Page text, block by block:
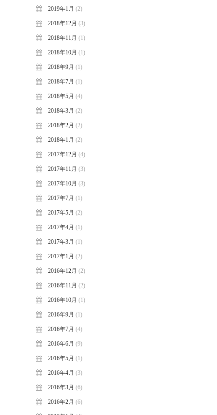
2019年1月 (2)
2018年12月 (3)
2018年11月 (1)
2018年10月 (1)
2018年9月 (1)
2018年7月 (1)
2018年5月 (4)
2018年3月 (2)
2018年2月 (2)
2018年1月 (2)
2017年12月 (4)
2017年11月 (3)
2017年10月 (3)
2017年7月 (1)
2017年5月 (2)
2017年4月 (1)
2017年3月 (1)
2017年1月 (2)
2016年12月 (2)
2016年11月 (2)
2016年10月 (1)
2016年9月 (1)
2016年7月 (4)
2016年6月 (9)
2016年5月 (1)
2016年4月 (3)
2016年3月 (6)
2016年2月 (6)